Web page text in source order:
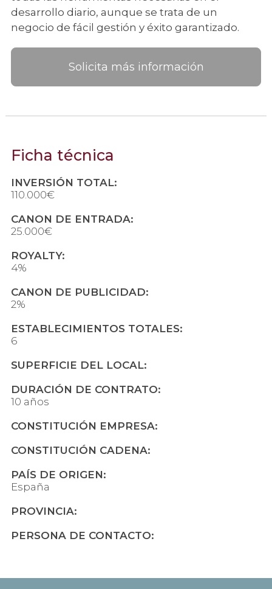
desarrollo diario, aunque se trata de un
negocio de fácil gestión y éxito garantizado.
Solicita más información
Ficha técnica
INVERSIÓN TOTAL:
110.000€
CANON DE ENTRADA:
25.000€
ROYALTY:
4%
CANON DE PUBLICIDAD:
2%
ESTABLECIMIENTOS TOTALES:
6
SUPERFICIE DEL LOCAL:
DURACIÓN DE CONTRATO:
10 años
CONSTITUCIÓN EMPRESA:
CONSTITUCIÓN CADENA:
PAÍS DE ORIGEN:
España
PROVINCIA:
PERSONA DE CONTACTO: